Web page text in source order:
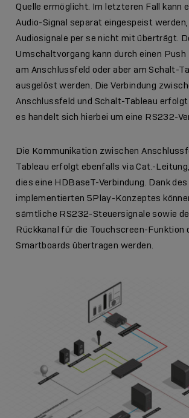
Quelle ermöglicht. Im letzteren Fall kann
Audio-Signal separat eingespeist werden,
Audiosignale per se nicht mit überträgt.
Umschaltvorgang kann durch einen
am Anschlussfeld oder aber am Schalt-
ausgelöst werden. Die Verbindung
Anschlussfeld und Schalt-Tableau erfolgt
es handelt sich hierbei um eine RS232-
Die Kommunikation zwischen
Tableau erfolgt ebenfalls via Cat.-
dies eine HDBaseT-Verbindung. Dank
implementierten 5Play-Konzeptes
sämtliche RS232-Steuersignale sowie
Rückkanal für die Touchscreen-Funktion
Smartboards übertragen werden.